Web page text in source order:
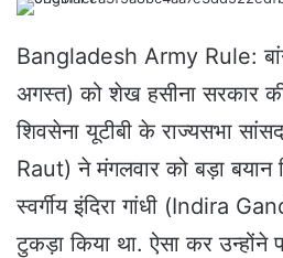
a
n
e
a
i
Bangladesh Army Rule:
अगस्त) को शेख हसीना सरकार
शिवसेना यूटीबी के राज्यसभा
Raut) ने मंगलवार को बड़ा बयान
स्वर्गीय इंदिरा गांधी (Indira
टुकड़ा किया था. ऐसा कर उन्होंने